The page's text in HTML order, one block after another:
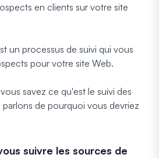
en clients sur votre site
un processus de suivi qui vous
pour votre site Web.
savez ce qu'est le suivi des
de pourquoi vous devriez
suivre les sources de